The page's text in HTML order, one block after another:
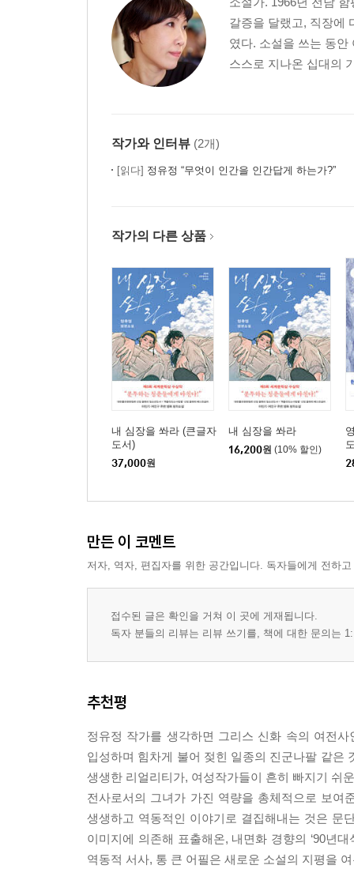
갈증을 달랬고, 직장에
였다. 소설을 쓰는 동안
스스로 지나온 십대의
작가와 인터뷰 (2개)
[읽다] 정유정 “무엇이 인간을 인간답게 하는가?”
작가의 다른 상품
내 심장을 쏴라 (큰글자
도서)
37,000원
내 심장을 쏴라
16,200원 (10% 할인)
만든 이 코멘트
저자, 역자, 편집자를 위한 공간입니다. 독자들에게 전하
접수된 글은 확인을 거쳐 이 곳에 게재됩니다.
독자 분들의 리뷰는 리뷰 쓰기를, 책에 대한 문의는
추천평
정유정 작가를 생각하면 그리스 신화 속의 여전
입성하며 힘차게 불어 젖힌 일종의 진군나팔 같은
생생한 리얼리티가, 여성작가들이 흔히 빠지기 쉬
전사로서의 그녀가 가진 역량을 총체적으로 보여
생생하고 역동적인 이야기로 결집해내는 것은 문
이미지에 의존해 표출해온, 내면화 경향의 ‘90년
역동적 서사, 통 큰 어필은 새로운 소설의 지평을